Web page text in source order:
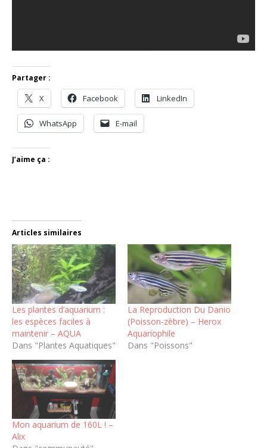
Partager :
X Facebook LinkedIn
WhatsApp E-mail
J’aime ça :
Articles similaires
Les plantes d’aquarium :
les espèces faciles à
maintenir – AQUA
Dans "Plantes Aquatiques"
La Reproduction Du Danio
(Poisson-zèbre) – Herox
Aquariophile
Dans "Poissons"
Mon aquarium de 160L ! –
Alix